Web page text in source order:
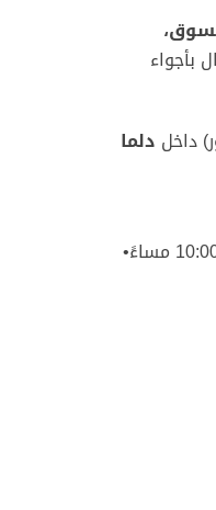
بأجواء
داخل دلما
يومياً من 2:00 ظهراً حتى 10:00 مساءً•